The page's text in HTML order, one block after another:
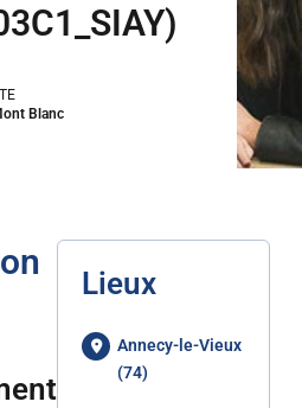
Blanc
Lieux
Annecy-le-Vieux
(74)